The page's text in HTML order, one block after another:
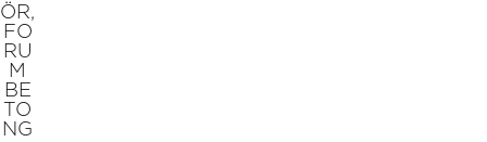
ÖR,
FO
RU
M
BE
TO
NG